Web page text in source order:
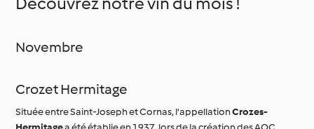
Novembre
Crozet Hermitage
Hermitagea été établie en 1937, lors de la création des AOC.
Voisine de l'emblématique Hermitage, qui est renommée mais
onéreuse, elle tire son nom d'un chevalier ermite du 13ème